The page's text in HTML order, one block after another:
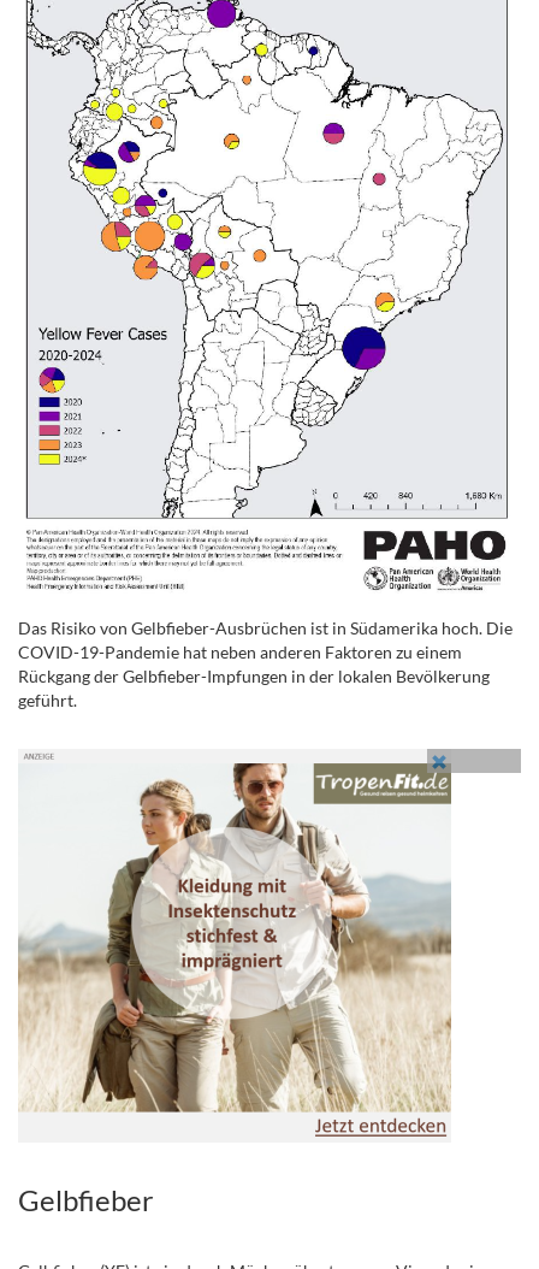
Das Risiko von Gelbfieber-Ausbrüchen ist in Südamerika hoch. Die
COVID-19-Pandemie hat neben anderen Faktoren zu einem
Rückgang der Gelbfieber-Impfungen in der lokalen Bevölkerung
geführt.
Gelbfieber